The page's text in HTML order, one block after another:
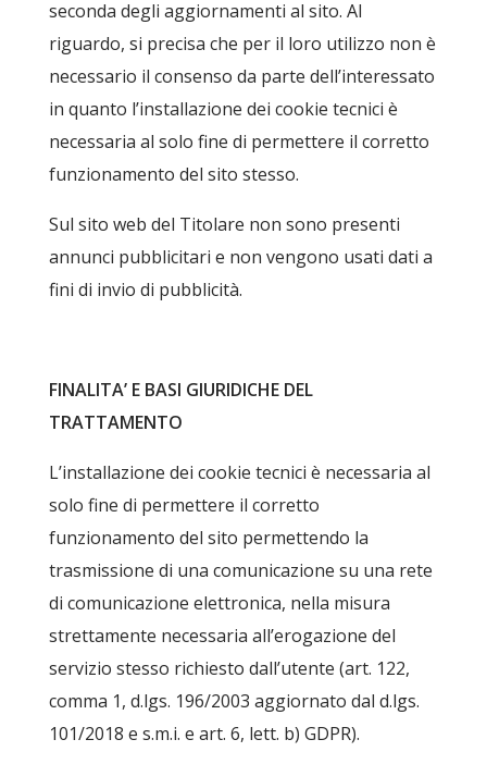
seconda degli aggiornamenti al sito. Al
riguardo, si precisa che per il loro utilizzo non è
necessario il consenso da parte dell’interessato
in quanto l’installazione dei cookie tecnici è
necessaria al solo fine di permettere il corretto
funzionamento del sito stesso.
Sul sito web del Titolare non sono presenti
annunci pubblicitari e non vengono usati dati a
fini di invio di pubblicità.
FINALITA’ E BASI GIURIDICHE DEL
TRATTAMENTO
L’installazione dei cookie tecnici è necessaria al
solo fine di permettere il corretto
funzionamento del sito permettendo la
trasmissione di una comunicazione su una rete
di comunicazione elettronica, nella misura
strettamente necessaria all’erogazione del
servizio stesso richiesto dall’utente (art. 122,
comma 1, d.lgs. 196/2003 aggiornato dal d.lgs.
101/2018 e s.m.i. e art. 6, lett. b) GDPR).